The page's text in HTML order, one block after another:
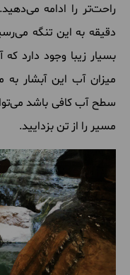
دقیقه به این تنگه
بسیار زیبا وجود دارد
میزان آب این آبشار به
سطح آب کافی باشد
مسیر را از تن بزدایید.